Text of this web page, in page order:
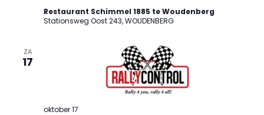
Restaurant Schimmel 1885 te Woudenberg
Stationsweg Oost 243, WOUDENBERG
ZA
17
oktober 17